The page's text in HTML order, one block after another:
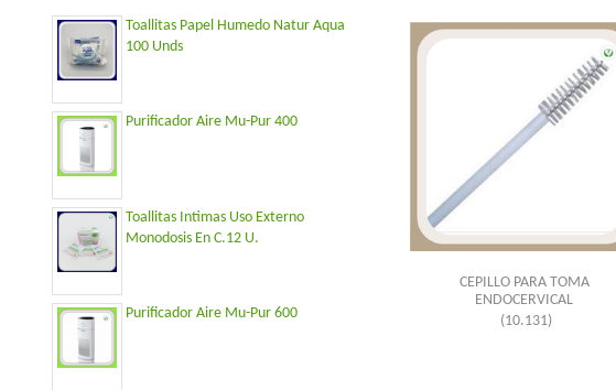
Toallitas Papel Humedo Natur Aqua
100 Unds
Purificador Aire Mu-Pur 400
Toallitas Intimas Uso Externo
Monodosis En C.12 U.
Purificador Aire Mu-Pur 600
CEPILLO PARA TOMA
ENDOCERVICAL
(10.131)